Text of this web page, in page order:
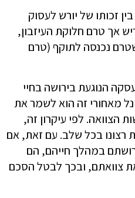
זכותו של יורש לעסוק
אך טרם חלוקת העיזבון,
נכנסה לתוקף (טרם
עסקה הנוגעת בירושה בחיי
מאחורי זה הוא לשמר את
הצוואה. לפי עיקרון זה,
רצונו בכל שלב. עם זאת, אם
במהלך חייהם, הם
צוואתם, ובכך לבטל הסכם